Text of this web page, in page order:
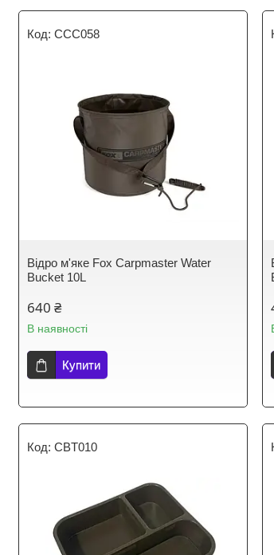
CCC058
Відро м'яке Fox Carpmaster Water
Bucket 10L
640 ₴
В наявності
Купити
CBT010